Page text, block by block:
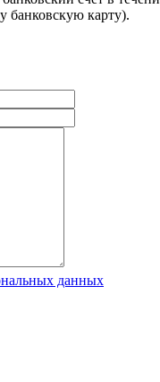
банковскую карту).
данных